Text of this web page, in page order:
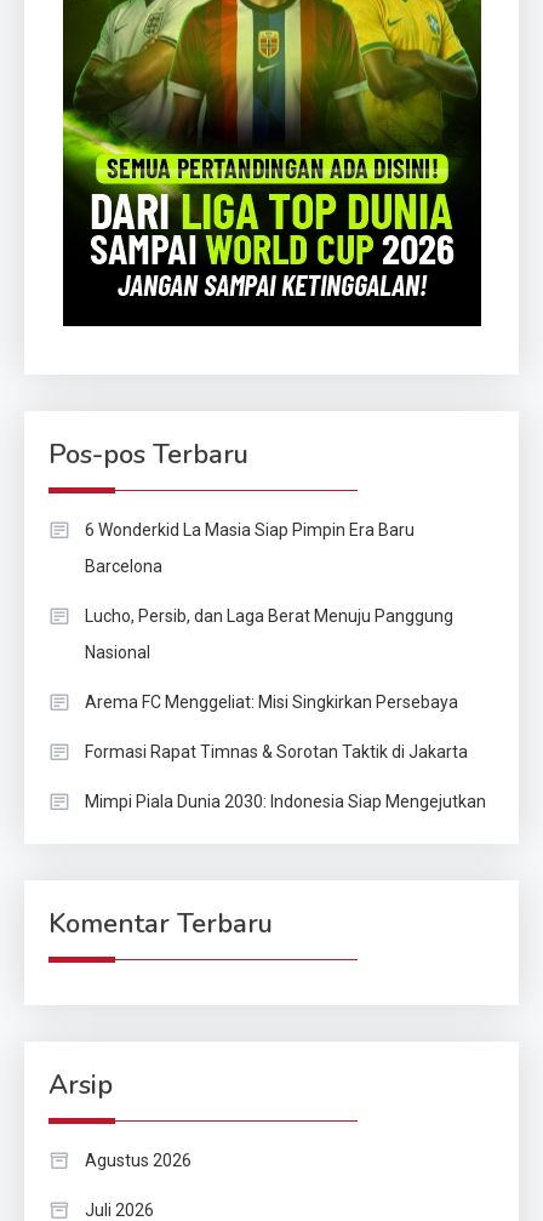
Pos-pos Terbaru
6 Wonderkid La Masia Siap Pimpin Era Baru
Barcelona
Lucho, Persib, dan Laga Berat Menuju Panggung
Nasional
Arema FC Menggeliat: Misi Singkirkan Persebaya
Formasi Rapat Timnas & Sorotan Taktik di Jakarta
Mimpi Piala Dunia 2030: Indonesia Siap Mengejutkan
Komentar Terbaru
Arsip
Agustus 2026
Juli 2026